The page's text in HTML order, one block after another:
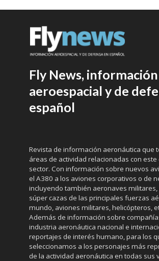
Fly News, información
aeroespacial y de
español
Revista de información aeronáutica que
áreas de actividad relacionadas con
sector. Con información sobre nuevos
el A380 a los aviones corporativos o de
incluyendo también aeronaves militares,
súper cazas de las principales fuerzas
mundo, aviones militares, helicópteros,
Además de información sobre
industria aeronáutica nacional e
reportajes de interés humano, para los
seleccionamos a los personajes más
de la actividad aeronáutica en todas sus